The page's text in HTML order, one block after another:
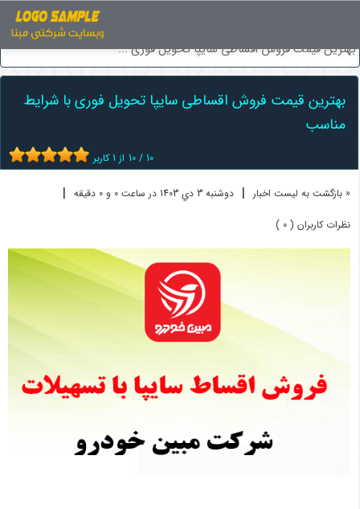
بهترین قیمت فروش اقساطی سایپا تحویل فوری ...
بهترین قیمت فروش اقساطی سایپا تحویل فوری با شرایط
مناسب
10 / 10 از 1کاربر
« بازگشت به لیست اخبار | دوشنبه 3 دي 1403 در ساعت 0 و 0 دقیقه |
نظرات کاربران ( 0 )